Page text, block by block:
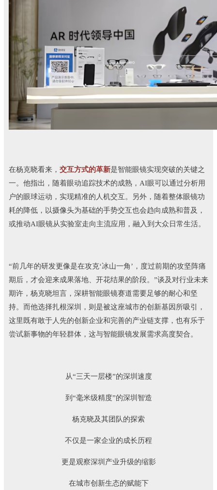
在杨克晓看来， 交互方式的革新是智能眼镜实现突破的关键之
一。他指出，随着眼动追踪技术的成熟，AI眼可以通过分析用
户的眼球运动，实现精准的人机交互。另外，随着整体眼镜功
耗的降低，以摄像头为基础的手势交互也会趋向成熟和普及，
或推动AI眼镜从实验室走向主流应用，融入到大众日常生活。
“前几年的研发更像是在攻克‘冰山一角’，度过前期的攻坚阵痛
期后，才会迎来成果落地、开花结果的阶段。”谈及对行业未来
期许，杨克晓坦言，深耕智能眼镜赛道需要足够的耐心和坚
持。而他选择扎根深圳，则是被这座城市的创新基因所吸引，
这里既有敢于人先的创新企业和完善的产业链支撑，也有乐于
尝试新事物的年轻群体，这与智能眼镜发展需求高度契合。
从“三天一层楼”的深圳速度
到“毫米级精度”的深圳智造
杨克晓及其团队的探索
不仅是一家企业的成长历程
更是观察深圳产业升级的缩影
在城市创新生态的赋能下